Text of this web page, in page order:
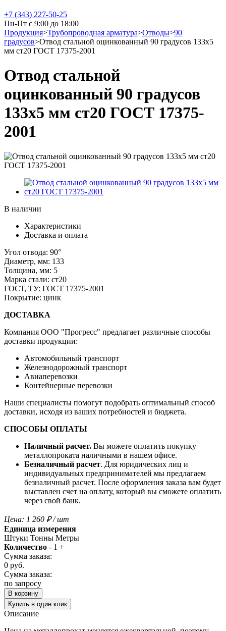
+7 (343) 227-50-25
Пн-Пт с 9:00 до 18:00
Продукция>Трубопроводная арматура>Отводы>90
градусов>Отвод стальной оцинкованный 90 градусов 133х5
мм ст20 ГОСТ 17375-2001
Отвод стальной
оцинкованный 90 градусов
133х5 мм ст20 ГОСТ 17375-
2001
В наличии
Характеристики
Доставка и оплата
Угол отвода: 90°
Диаметр, мм: 133
Толщина, мм: 5
Марка стали: ст20
ГОСТ, ТУ: ГОСТ 17375-2001
Покрытие: цинк
ДОСТАВКА
Компания OOO "Прогресс" предлагает различные способы
доставки продукции:
Автомобильный транспорт
Железнодорожный транспорт
Авиаперевозки
Контейнерные перевозки
Наши специалисты помогут подобрать оптимальный способ
доставки, исходя из ваших потребностей и бюджета.
СПОСОБЫ ОПЛАТЫ
Наличный расчет. Вы можете оплатить покупку
металлопроката наличными в нашем офисе.
Безналичный расчет. Для юридических лиц и
индивидуальных предпринимателей мы предлагаем
безналичный расчет. После оформления заказа вам будет
выставлен счет на оплату, который вы сможете оплатить
через свой банк.
Цена: 1 260 ₽/ шт
Единица измерения
Штуки Тонны Метры
Количество - 1 +
Сумма заказа:
0 руб.
Сумма заказа:
по запросу
В корзину
Купить в один клик
Описание